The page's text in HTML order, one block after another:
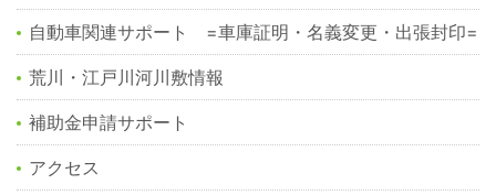
自動車関連サポート =車庫証明・名義変更・出張封印=
荒川・江戸川河川敷情報
補助金申請サポート
アクセス